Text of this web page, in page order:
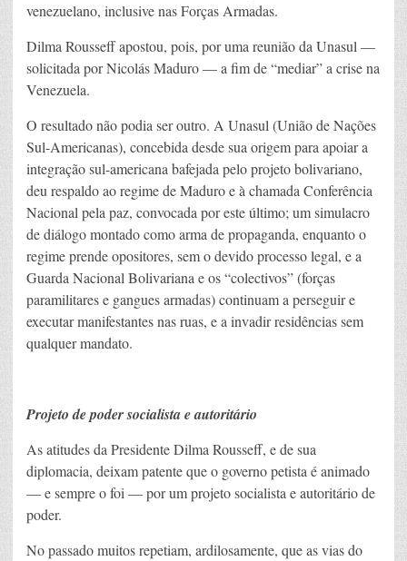
venezuelano, inclusive nas Forças Armadas.
Dilma Rousseff apostou, pois, por uma reunião da Unasul —
solicitada por Nicolás Maduro — a fim de “mediar” a crise na
Venezuela.
O resultado não podia ser outro. A Unasul (União de Nações
Sul-Americanas), concebida desde sua origem para apoiar a
integração sul-americana bafejada pelo projeto bolivariano,
deu respaldo ao regime de Maduro e à chamada Conferência
Nacional pela paz, convocada por este último; um simulacro
de diálogo montado como arma de propaganda, enquanto o
regime prende opositores, sem o devido processo legal, e a
Guarda Nacional Bolivariana e os “colectivos” (forças
paramilitares e gangues armadas) continuam a perseguir e
executar manifestantes nas ruas, e a invadir residências sem
qualquer mandato.
Projeto de poder socialista e autoritário
As atitudes da Presidente Dilma Rousseff, e de sua
diplomacia, deixam patente que o governo petista é animado
— e sempre o foi — por um projeto socialista e autoritário de
poder.
No passado muitos repetiam, ardilosamente, que as vias do